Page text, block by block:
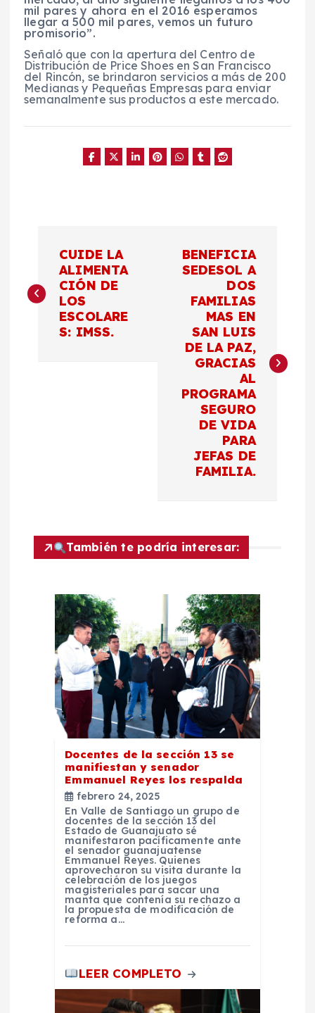
mil pares y ahora en el 2016 esperamos
llegar a 500 mil pares, vemos un futuro
promisorio”.
Señaló que con la apertura del Centro de
Distribución de Price Shoes en San Francisco
del Rincón, se brindaron servicios a más de 200
Medianas y Pequeñas Empresas para enviar
semanalmente sus productos a este mercado.
a
v
n
CUIDE LA
ALIMENTA
CIÓN DE
LOS
ESCOLARE
S: IMSS.
BENEFICIA
SEDESOL A
DOS
FAMILIAS
MAS EN
SAN LUIS
DE LA PAZ,
GRACIAS
AL
PROGRAMA
SEGURO
DE VIDA
PARA
JEFAS DE
FAMILIA.
También te podría interesar:
Docentes de la sección 13 se
manifiestan y senador
Emmanuel Reyes los respalda
febrero 24, 2025
En Valle de Santiago un grupo de
docentes de la sección 13 del
Estado de Guanajuato sé
manifestaron pacíficamente ante
el senador guanajuatense
Emmanuel Reyes. Quienes
aprovecharon su visita durante la
celebración de los juegos
magisteriales para sacar una
manta que contenía su rechazo a
la propuesta de modificación de
reforma a…
LEER COMPLETO